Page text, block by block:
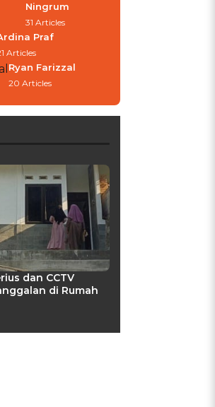
Ningrum
31 Articles
Praf
Articles
Ryan Farizzal
20 Articles
dan CCTV
di Rumah